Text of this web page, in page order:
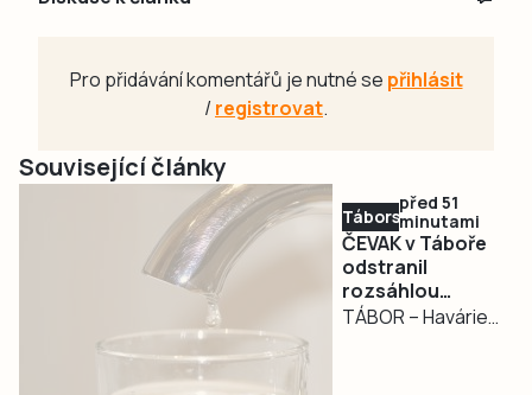
Pro přidávání komentářů je nutné se přihlásit
/registrovat.
Související články
Táborsko
před 51
minutami
ČEVAK v Táboře
odstranil
rozsáhlou
havárii a v půl
TÁBOR – Havárie